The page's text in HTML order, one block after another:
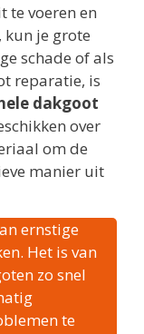
voeren en
je grote
schade of als
reparatie, is
dakgoot
over
om de
manier uit
ernstige
Het is van
zo snel
te